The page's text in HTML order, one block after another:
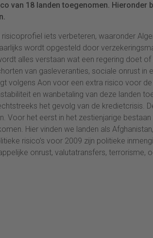
van 18 landen toegenomen. Hieronder
iets verbeteren, waaronder
wordt opgesteld door
alles verstaan wat een regering doet
van gasleveranties, sociale onrust in
volgens Aon voor een extra risico voor
en wanbetaling van deze landen
het gevolg van de kredietcrisis.
Voor het eerst in het zestienjarige
Hier vinden we landen als
risico’s voor 2009 zijn politieke
onrust, valutatransfers, terrorisme,